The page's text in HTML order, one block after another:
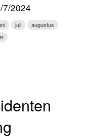
7/2024
juli
augustus